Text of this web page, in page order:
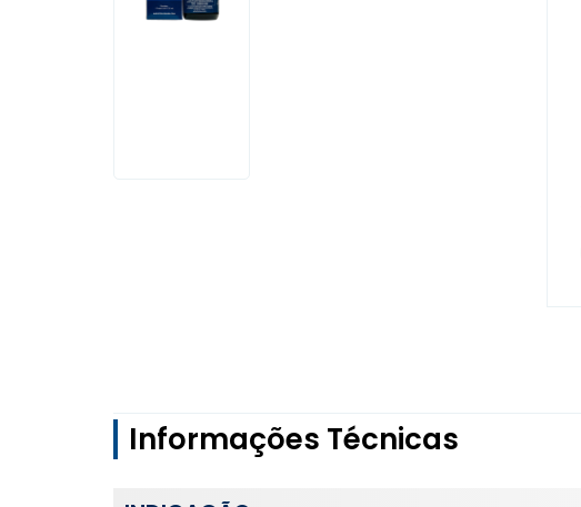
Informações Técnicas